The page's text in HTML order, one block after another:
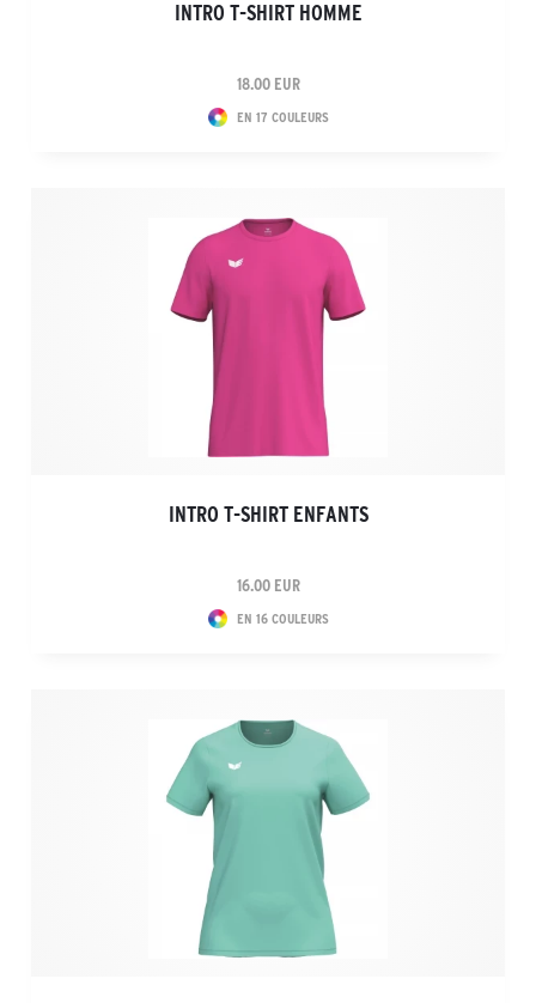
INTRO T-SHIRT HOMME
18.00 EUR
EN 17 COULEURS
INTRO T-SHIRT ENFANTS
16.00 EUR
EN 16 COULEURS